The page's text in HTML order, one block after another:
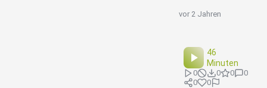
vor 2 Jahren
46
Minuten
0 0 0
0
0
0